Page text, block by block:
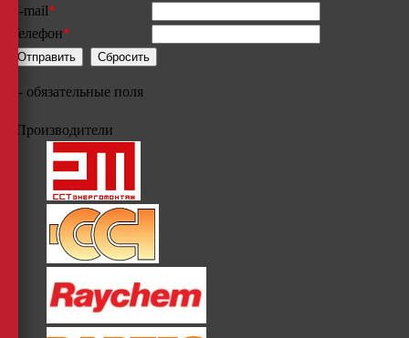
E-mail*
Телефон*
- обязательные поля
Производители